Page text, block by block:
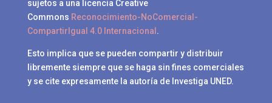
sujetos a una licencia Creative
Commons Reconocimiento-NoComercial-
CompartirIgual 4.0 Internacional.
Esto implica que se pueden compartir y distribuir
libremente siempre que se haga sin fines comerciales
y se cite expresamente la autoría de Investiga UNED.